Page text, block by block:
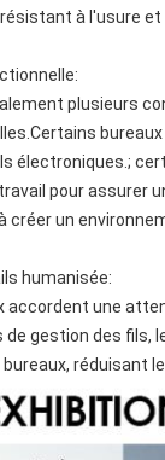
à l'usure
:
plusieurs
électroniques.;
pour assurer
créer un
humanisée:
accordent une
gestion des fils,
réduisant